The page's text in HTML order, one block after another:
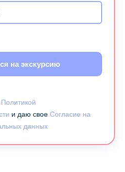
на экскурсию
Политикой
и даю свое Согласие на
данных